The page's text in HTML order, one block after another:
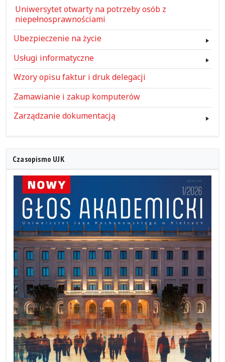
Uniwersytet otwarty na potrzeby osób z
niepełnosprawnościami
Ubezpieczenie na życie
Usługi informatyczne
Wzory opisu faktur i druk delegacji
Zamawianie i zakup komputerów
Zarządzanie dokumentacją
Czasopismo UJK